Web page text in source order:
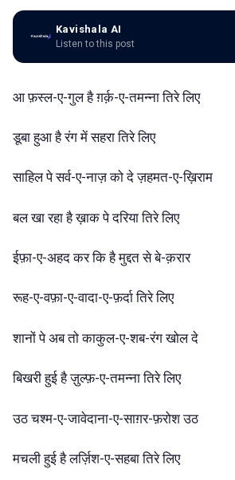
Kavishala AI
Listen to this post
आफ़स्ल-ए-गुलहैग़र्क़-ए-तमन्नातिरेलिए
डूबाहुआहैरंगमेंसहरातिरेलिए
साहिलपेसर्व-ए-नाज़कोदेज़हमत-ए-ख़िराम
बलखारहाहैख़ाकपेदरियातिरेलिए
ईफ़ा-ए-अहदकरकिहैमुद्दतसेबे-क़रार
रूह-ए-वफ़ा-ए-वादा-ए-फ़र्दातिरेलिए
शानोंपेअबतोकाकुल-ए-शब-रंगखोलदे
बिखरीहुईहैज़ुल्फ़-ए-तमन्नातिरेलिए
उठचश्म-ए-जावेदाना-ए-साग़र-फ़रोशउठ
मचलीहुईहैलर्ज़िश-ए-सहबातिरेलिए